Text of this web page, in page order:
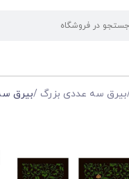
بیرق سه عددی بزرگ /بیرق سه